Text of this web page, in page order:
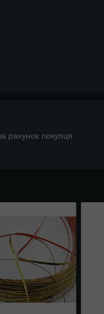
рахунок покупця